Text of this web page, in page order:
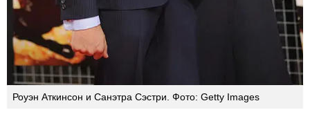
Роуэн Аткинсон и Санэтра Сэстри. Фото: Getty Images